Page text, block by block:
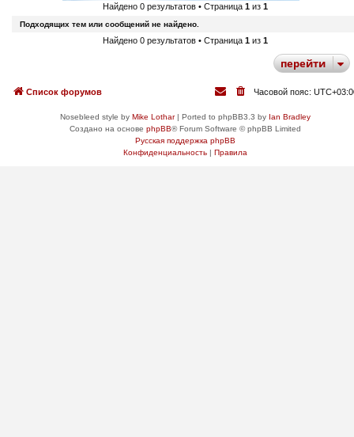
Найдено 0 результатов • Страница 1из 1
Подходящих тем или сообщений не найдено.
Найдено 0 результатов • Страница 1из 1
перейти
Список форумов Часовой пояс:
Nosebleed style by Mike Lothar| Ported to phpBB3.3 by Ian Bradley
Создано на основе phpBB® Forum Software © phpBB Limited
Русская поддержка phpBB
Конфиденциальность| Правила